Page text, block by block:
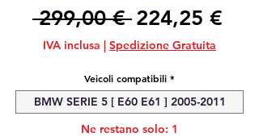
299,00 € Prezzo
regolare
224,25 €
IVA inclusa | Spedizione Gratuita
Veicoli compatibili *
BMW SERIE 5 [ E60 E61 ] 2005-2011
Ne restano solo: 1